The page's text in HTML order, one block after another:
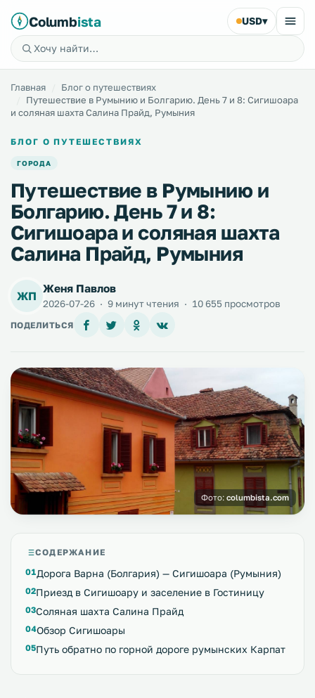
Columbista USD▾
Главная
Блог о путешествиях
Путешествие в Румынию и Болгарию. День 7 и 8: Сигишоара
и соляная шахта Салина Прайд, Румыния
БЛОГ О ПУТЕШЕСТВИЯХ
ГОРОДА
Путешествие в Румынию и
Болгарию. День 7 и 8:
Сигишоара и соляная шахта
Салина Прайд, Румыния
ЖП
Женя Павлов
2026-07-26 · 9 минут чтения · 10 655 просмотров
ПОДЕЛИТЬСЯ
Фото: columbista.com
СОДЕРЖАНИЕ
Дорога Варна (Болгария) — Сигишоара (Румыния)
Приезд в Сигишоару и заселение в Гостиницу
Соляная шахта Салина Прайд
Обзор Сигишоары
Путь обратно по горной дороге румынских Карпат